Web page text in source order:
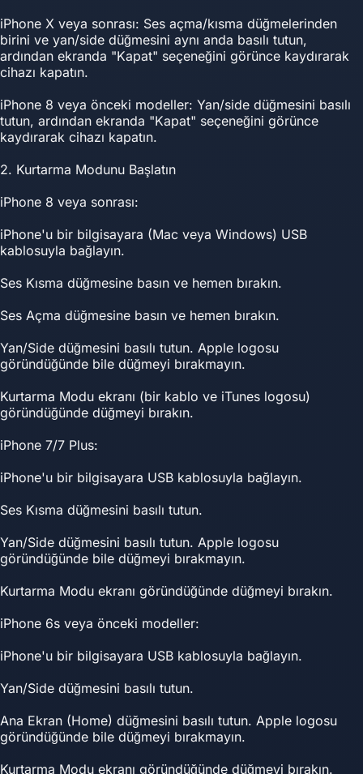
iPhone X veya sonrası: Ses açma/kısma düğmelerinden
birini ve yan/side düğmesini aynı anda basılı tutun,
ardından ekranda "Kapat" seçeneğini görünce kaydırarak
cihazı kapatın.
iPhone 8 veya önceki modeller: Yan/side düğmesini basılı
tutun, ardından ekranda "Kapat" seçeneğini görünce
kaydırarak cihazı kapatın.
2. Kurtarma Modunu Başlatın
iPhone 8 veya sonrası:
iPhone'u bir bilgisayara (Mac veya Windows) USB
kablosuyla bağlayın.
Ses Kısma düğmesine basın ve hemen bırakın.
Ses Açma düğmesine basın ve hemen bırakın.
Yan/Side düğmesini basılı tutun. Apple logosu
göründüğünde bile düğmeyi bırakmayın.
Kurtarma Modu ekranı (bir kablo ve iTunes logosu)
göründüğünde düğmeyi bırakın.
iPhone 7/7 Plus:
iPhone'u bir bilgisayara USB kablosuyla bağlayın.
Ses Kısma düğmesini basılı tutun.
Yan/Side düğmesini basılı tutun. Apple logosu
göründüğünde bile düğmeyi bırakmayın.
Kurtarma Modu ekranı göründüğünde düğmeyi bırakın.
iPhone 6s veya önceki modeller:
iPhone'u bir bilgisayara USB kablosuyla bağlayın.
Yan/Side düğmesini basılı tutun.
Ana Ekran (Home) düğmesini basılı tutun. Apple logosu
göründüğünde bile düğmeyi bırakmayın.
Kurtarma Modu ekranı göründüğünde düğmeyi bırakın.